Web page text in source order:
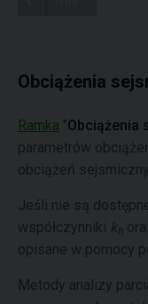
Obciążenia
Ramka "Obciążenia
parametrów
obciążeń
Jeśli nie są
współczynniki kh
opisane w pomocy
Metody analizy